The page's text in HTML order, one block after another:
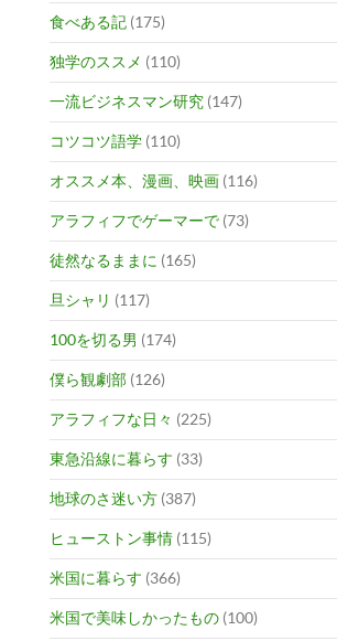
食べある記 (175)
独学のススメ (110)
一流ビジネスマン研究 (147)
コツコツ語学 (110)
オススメ本、漫画、映画 (116)
アラフィフでゲーマーで (73)
徒然なるままに (165)
旦シャリ (117)
100を切る男 (174)
僕ら観劇部 (126)
アラフィフな日々 (225)
東急沿線に暮らす (33)
地球のさ迷い方 (387)
ヒューストン事情 (115)
米国に暮らす (366)
米国で美味しかったもの (100)